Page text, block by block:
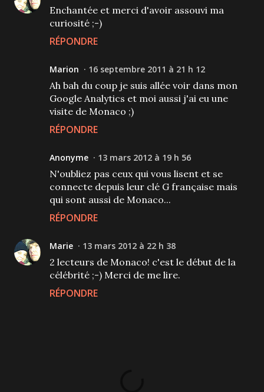
Enchantée et merci d'avoir assouvi ma
curiosité ;-)
RÉPONDRE
Marion 16 septembre 2011 à 21 h 12
Ah bah du coup je suis allée voir dans mon
Google Analytics et moi aussi j'ai eu une
visite de Monaco ;)
RÉPONDRE
Anonyme 13 mars 2012 à 19 h 56
N'oubliez pas ceux qui vous lisent et se
connecte depuis leur clé G française mais
qui sont aussi de Monaco...
RÉPONDRE
Marie 13 mars 2012 à 22 h 38
2 lecteurs de Monaco! c'est le début de la
célébrité ;-) Merci de me lire.
RÉPONDRE